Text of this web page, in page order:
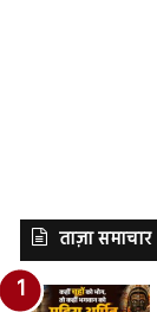
ताज़ा समाचार